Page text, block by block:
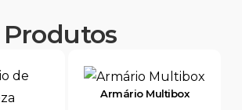
Armário Multibox